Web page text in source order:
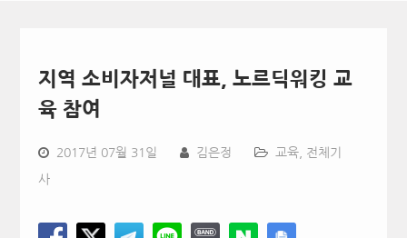
지역 소비자저널 대표, 노르딕워킹 교
육 참여
2017년 07월 31일 김은정 교육, 전체기
사